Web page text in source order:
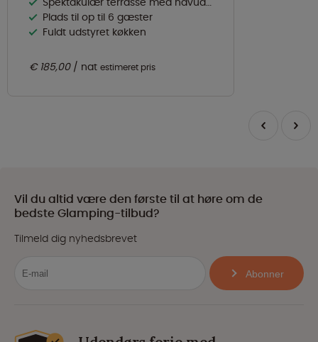
Plads til op til 6 gæster
Fuldt udstyret køkken
€ 185,00 nat estimeret pris
Vil du altid være den første til at høre om de
bedste Glamping-tilbud?
Tilmeld dig nyhedsbrevet
Abonner